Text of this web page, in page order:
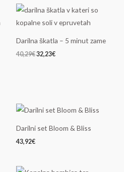
Darilna škatla – 5 minut zame
40,29€
Izvirna
cena
je
40,29€.
32,23€
Trenutna
cena
je:
Darilni set Bloom & Bliss
43,92€